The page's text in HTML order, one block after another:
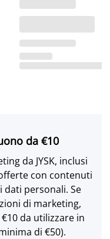
da €10
da JYSK, inclusi
con contenuti
personali. Se
di marketing,
da utilizzare in
di €50).